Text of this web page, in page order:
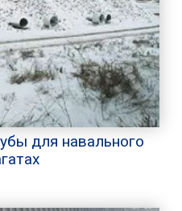
для навального